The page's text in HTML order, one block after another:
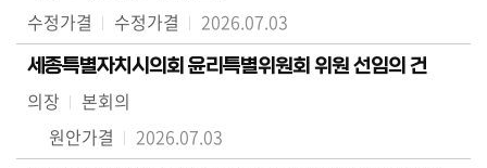
수정가결
수정가결 2026.07.03
세종특별자치시의회 윤리특별위원회 위원 선임의 건
의장
본회의
원안가결
2026.07.03